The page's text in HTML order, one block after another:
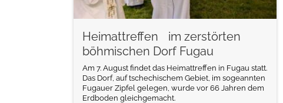
Heimattreffen im zerstörten
böhmischen Dorf Fugau
Am 7. August findet das Heimattreffen in Fugau statt.
Das Dorf, auf tschechischem Gebiet, im sogeannten
Fugauer Zipfel gelegen, wurde vor 66 Jahren dem
Erdboden gleichgemacht.